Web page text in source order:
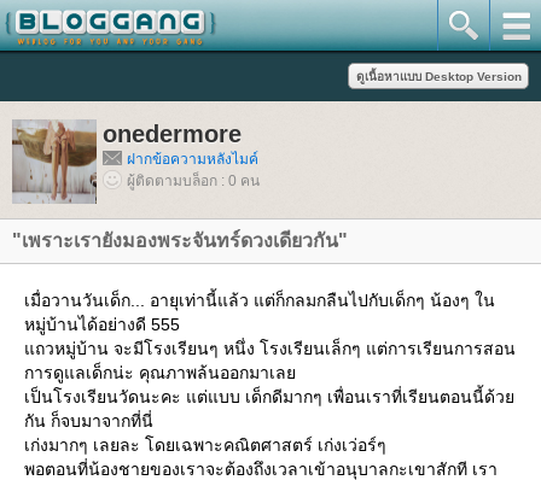
onedermore
ฝากข้อความหลังไมค์
ผู้ติดตามบล็อก : 0 คน
"เพราะเรายังมองพระจันทร์ดวงเดียวกัน"
เมื่อวานวันเด็ก... อายุเท่านี้แล้ว แต่ก็กลมกลืนไปกับเด็กๆ น้องๆ ใน
หมู่บ้านได้อย่างดี 555
ถวหมู่บ้าน จะมีโรงเรียนๆ หนึ่ง โรงเรียนเล็กๆ แต่การเรียนการสอน
การดูแลเด็กน่ะ คุณภาพล้นออกมาเล
เป็นโรงเรียนวัดนะคะ แต่แบบ เด็กดีมากๆ เพื่อนเราที่เรียนตอนนี้ด้ว
กัน ก็จบมาจากที่นี่
เก่งมากๆ เลยละ โดยเฉพาะคณิตศาสตร์ เก่งเว่อร์ๆ
พอตอนที่น้องชายของเราจะต้องถึงเวลาเข้าอนุบาลกะเขาสักที เรา